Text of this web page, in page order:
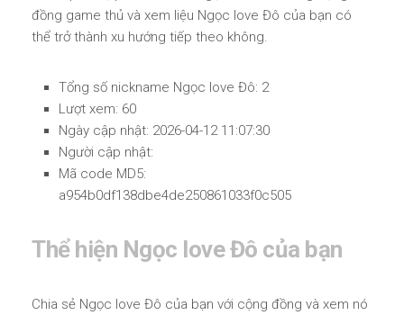
đồng game thủ và xem liệu Ngọc love Đô của bạn có
thể trở thành xu hướng tiếp theo không.
Tổng số nickname Ngọc love Đô: 2
Lượt xem: 60
Ngày cập nhật: 2026-04-12 11:07:30
Người cập nhật:
Mã code MD5:
a954b0df138dbe4de250861033f0c505
Thể hiện Ngọc love Đô của bạn
Chia sẻ Ngọc love Đô của bạn với cộng đồng và xem nó